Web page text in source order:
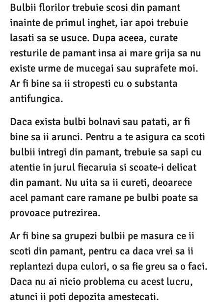
Bulbii florilor trebuie scosi din pamant
inainte de primul inghet, iar apoi trebuie
lasati sa se usuce. Dupa aceea, curate
resturile de pamant insa ai mare grija sa nu
existe urme de mucegai sau suprafete moi.
Ar fi bine sa ii stropesti cu o substanta
antifungica.
Daca exista bulbi bolnavi sau patati, ar fi
bine sa ii arunci. Pentru a te asigura ca scoti
bulbii intregi din pamant, trebuie sa sapi cu
atentie in jurul fiecaruia si scoate-i delicat
din pamant. Nu uita sa ii cureti, deoarece
acel pamant care ramane pe bulbi poate sa
provoace putrezirea.
Ar fi bine sa grupezi bulbii pe masura ce ii
scoti din pamant, pentru ca daca vrei sa ii
replantezi dupa culori, o sa fie greu sa o faci.
Daca nu ai nicio problema cu acest lucru,
atunci ii poti depozita amestecati.